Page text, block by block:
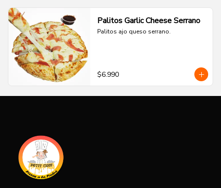
Palitos Garlic Cheese Serrano
Palitos ajo queso serrano.
$6.990